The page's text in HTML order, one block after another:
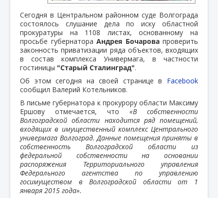
Сегодня в Центральном районном суде Волгограда
состоялось слушание дела по иску областной
прокуратуры на 1108 листах, основанному на
просьбе губернатора Андрея Бочаровапроверить
законность приватизации ряда объектов, входящих
в состав комплекса Универмага, в частности
гостиницы "Старый Сталинград".
Об этом сегодня на своей странице в Facebook
сообщил Валерий Котельников.
В письме губернатора к прокурору области Максиму
Ершову отмечается, что «В собственности
Волгоградской области находится ряд помещений,
входящих в имущественный комплекс Центрального
универмага Волгоград. Данные помещения приняты в
собственность Волгоградской области из
федеральной собственности на основании
распоряжения Территориального управления
Федерального агентства по управлению
госимуществом в Волгоградской области от 1
января 2015 года».